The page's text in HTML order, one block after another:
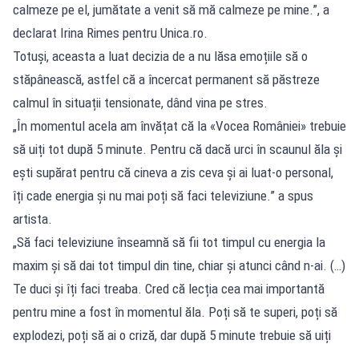
calmeze pe el, jumătate a venit să mă calmeze pe mine.”, a
declarat Irina Rimes pentru Unica.ro.
Totuși, aceasta a luat decizia de a nu lăsa emoțiile să o
stăpânească, astfel că a încercat permanent să păstreze
calmul în situații tensionate, dând vina pe stres.
„În momentul acela am învățat că la «Vocea României» trebuie
să uiți tot după 5 minute. Pentru că dacă urci în scaunul ăla și
ești supărat pentru că cineva a zis ceva și ai luat-o personal,
îți cade energia și nu mai poți să faci televiziune.” a spus
artista.
„Să faci televiziune înseamnă să fii tot timpul cu energia la
maxim și să dai tot timpul din tine, chiar și atunci când n-ai. (…)
Te duci și îți faci treaba. Cred că lecția cea mai importantă
pentru mine a fost în momentul ăla. Poți să te superi, poți să
explodezi, poți să ai o criză, dar după 5 minute trebuie să uiți